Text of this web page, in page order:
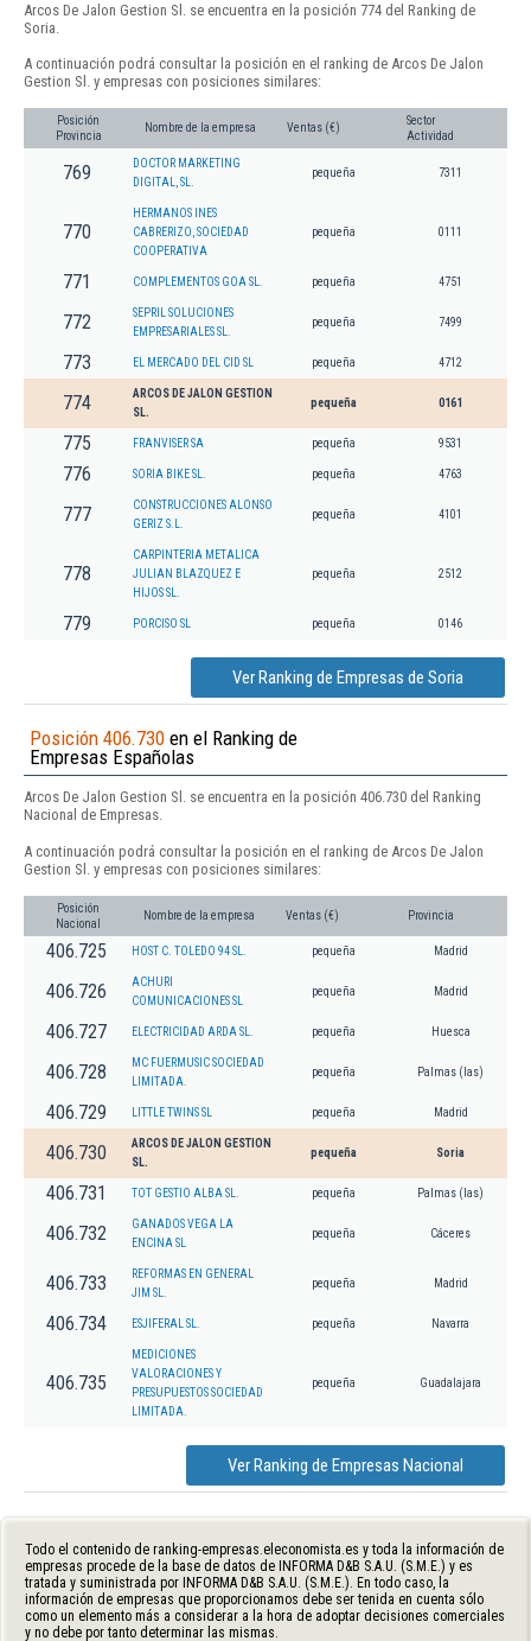
Arcos De Jalon Gestion Sl. se encuentra en la posición 774 del Ranking de
Soria.
A continuación podrá consultar la posición en el ranking de Arcos De Jalon
Gestion Sl. y empresas con posiciones similares:
Posición
Provincia
Nombre de la empresa Ventas (€)
Sector
Actividad
769
DOCTOR MARKETING
DIGITAL, SL.
pequeña 7311
770
HERMANOS INES
CABRERIZO, SOCIEDAD
COOPERATIVA
pequeña 0111
771 COMPLEMENTOS GOA SL. pequeña 4751
772
SEPRIL SOLUCIONES
EMPRESARIALES SL.
pequeña 7499
773 EL MERCADO DEL CID SL pequeña 4712
774
ARCOS DE JALON GESTION
SL.
pequeña 0161
775 FRANVISER SA pequeña 9531
776 SORIA BIKE SL. pequeña 4763
777
CONSTRUCCIONES ALONSO
GERIZ S.L.
pequeña 4101
778
CARPINTERIA METALICA
JULIAN BLAZQUEZ E
HIJOS SL.
pequeña 2512
779 PORCISO SL pequeña 0146
Ver Ranking de Empresas de Soria
Posición 406.730 en el Ranking de
Empresas Españolas
Arcos De Jalon Gestion Sl. se encuentra en la posición 406.730 del Ranking
Nacional de Empresas.
A continuación podrá consultar la posición en el ranking de Arcos De Jalon
Gestion Sl. y empresas con posiciones similares:
Posición
Nacional
Nombre de la empresa Ventas (€) Provincia
406.725 HOST C. TOLEDO 94 SL. pequeña Madrid
406.726
ACHURI
COMUNICACIONES SL
pequeña Madrid
406.727 ELECTRICIDAD ARDA SL. pequeña Huesca
406.728
MC FUERMUSIC SOCIEDAD
LIMITADA.
pequeña Palmas (las)
406.729 LITTLE TWINS SL pequeña Madrid
406.730
ARCOS DE JALON GESTION
SL.
pequeña Soria
406.731 TOT GESTIO ALBA SL. pequeña Palmas (las)
406.732
GANADOS VEGA LA
ENCINA SL
pequeña Cáceres
406.733
REFORMAS EN GENERAL
JIM SL.
pequeña Madrid
406.734 ESJIFERAL SL. pequeña Navarra
406.735
MEDICIONES
VALORACIONES Y
PRESUPUESTOS SOCIEDAD
LIMITADA.
pequeña Guadalajara
Ver Ranking de Empresas Nacional
Todo el contenido de ranking-empresas.eleconomista.es y toda la información de
empresas procede de la base de datos de INFORMA D&B S.A.U. (S.M.E.) y es
tratada y suministrada por INFORMA D&B S.A.U. (S.M.E.). En todo caso, la
información de empresas que proporcionamos debe ser tenida en cuenta sólo
como un elemento más a considerar a la hora de adoptar decisiones comerciales
y no debe por tanto determinar las mismas.